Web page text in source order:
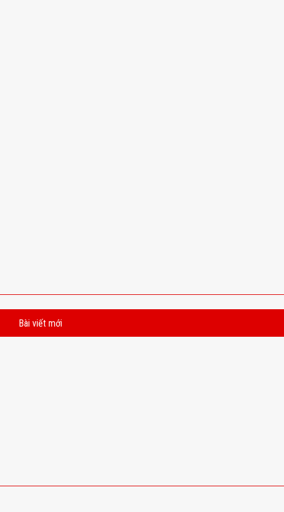
Bài viết mới